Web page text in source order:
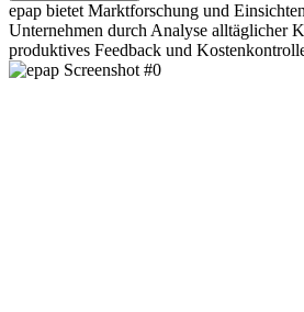
epap bietet Marktforschung und
Unternehmen durch Analyse alltäglicher
produktives Feedback und